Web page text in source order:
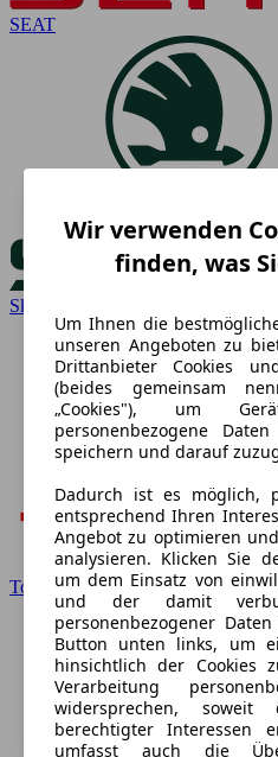
SEAT
Skoda
Toyota
Wir verwenden
finden, was
Um Ihnen die
unseren Angeboten zu
Drittanbieter Cookies
(beides gemeinsam
„Cookies"), um
personenbezogene
speichern und darauf
Dadurch ist es möglich,
entsprechend Ihren
Angebot zu optimieren
analysieren. Klicken Sie
um dem Einsatz von
und der damit
personenbezogener
Button unten links, um
hinsichtlich der Cookies
Verarbeitung
widersprechen,
berechtigter Interessen
umfasst auch die